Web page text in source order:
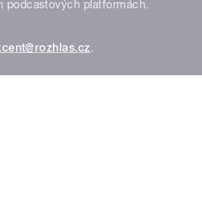
podcastových platformách.
.